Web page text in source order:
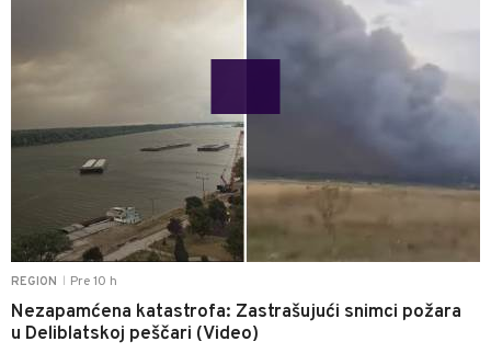
REGION Pre 10 h
Nezapamćena katastrofa: Zastrašujući snimci požara
u Deliblatskoj peščari (Video)